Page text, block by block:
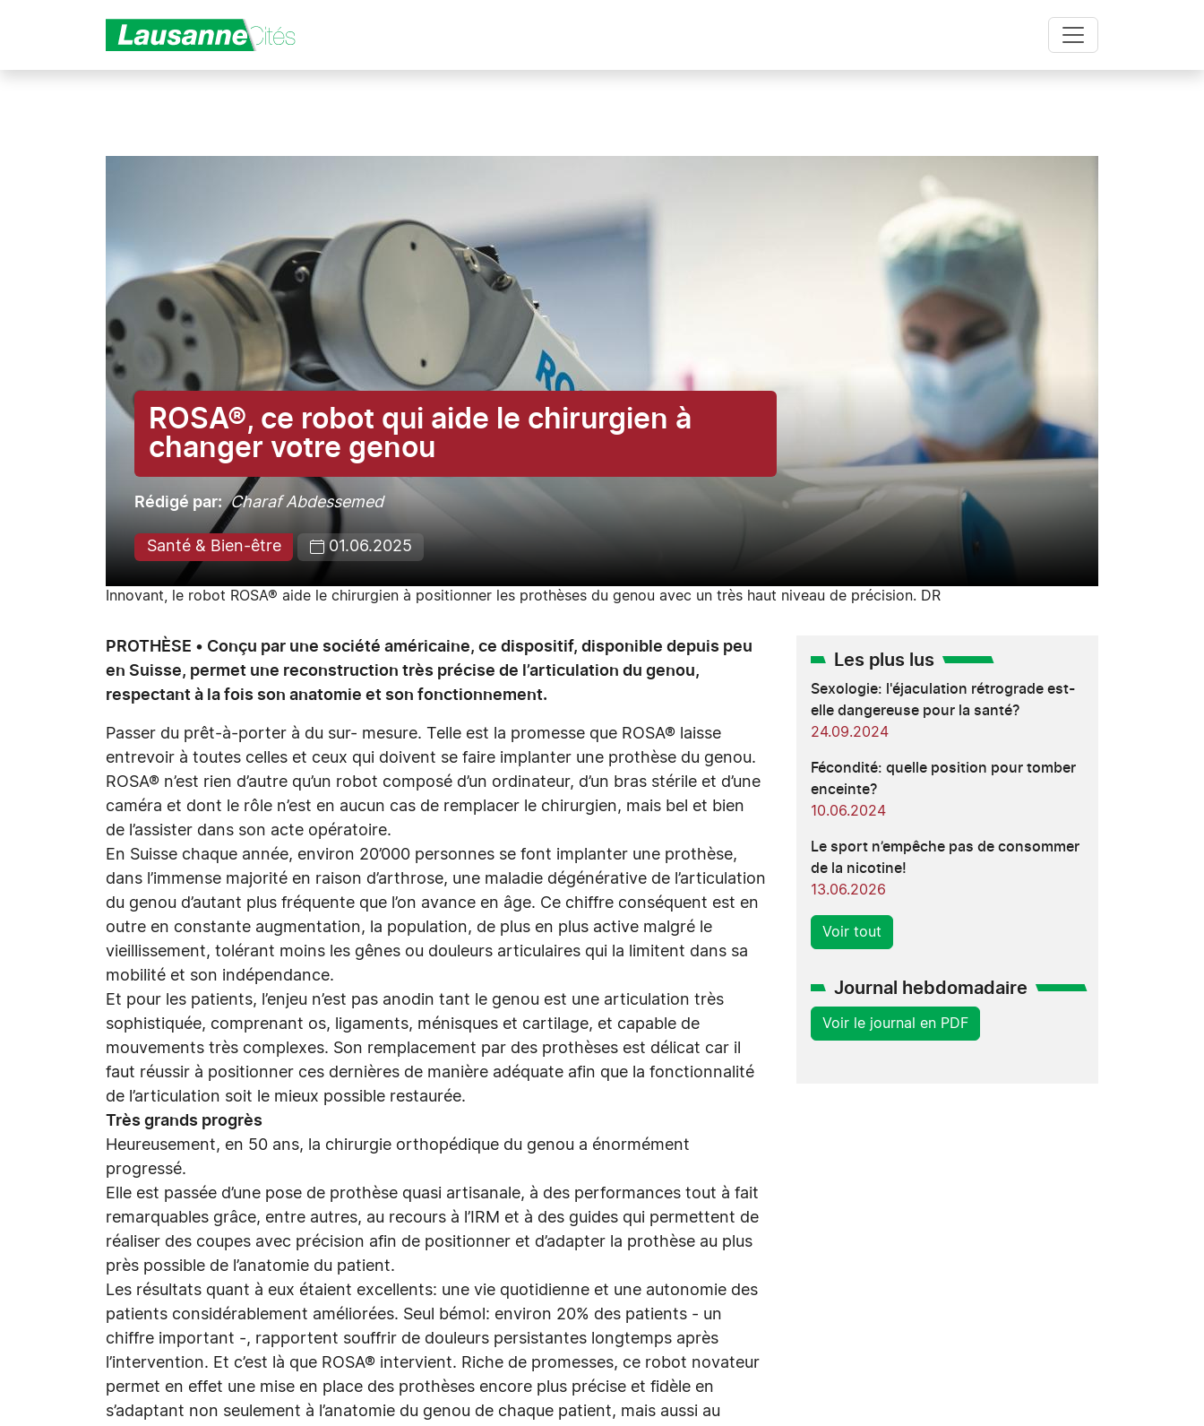
ROSA®, ce robot qui aide le chirurgien à
changer votre genou
Rédigé par Charaf Abdessemed
Santé & Bien-être 01.06.2025
Innovant, le robot ROSA® aide le chirurgien à positionner les prothèses du genou avec un très haut niveau de précision. DR
PROTHÈSE • Conçu par une société américaine, ce dispositif, disponible depuis peu
en Suisse, permet une reconstruction très précise de l’articulation du genou,
respectant à la fois son anatomie et son fonctionnement.
Passer du prêt-à-porter à du sur- mesure. Telle est la promesse que ROSA® laisse
entrevoir à toutes celles et ceux qui doivent se faire implanter une prothèse du genou.
ROSA® n’est rien d’autre qu’un robot composé d’un ordinateur, d’un bras stérile et d’une
caméra et dont le rôle n’est en aucun cas de remplacer le chirurgien, mais bel et bien
de l’assister dans son acte opératoire.
En Suisse chaque année, environ 20’000 personnes se font implanter une prothèse,
dans l’immense majorité en raison d’arthrose, une maladie dégénérative de l’articulation
du genou d’autant plus fréquente que l’on avance en âge. Ce chiffre conséquent est en
outre en constante augmentation, la population, de plus en plus active malgré le
vieillissement, tolérant moins les gênes ou douleurs articulaires qui la limitent dans sa
mobilité et son indépendance.
Et pour les patients, l’enjeu n’est pas anodin tant le genou est une articulation très
sophistiquée, comprenant os, ligaments, ménisques et cartilage, et capable de
mouvements très complexes. Son remplacement par des prothèses est délicat car il
faut réussir à positionner ces dernières de manière adéquate afin que la fonctionnalité
de l’articulation soit le mieux possible restaurée.
Très grands progrès
Heureusement, en 50 ans, la chirurgie orthopédique du genou a énormément
progressé.
Elle est passée d’une pose de prothèse quasi artisanale, à des performances tout à fait
remarquables grâce, entre autres, au recours à l’IRM et à des guides qui permettent de
réaliser des coupes avec précision afin de positionner et d’adapter la prothèse au plus
près possible de l’anatomie du patient.
Les résultats quant à eux étaient excellents: une vie quotidienne et une autonomie des
patients considérablement améliorées. Seul bémol: environ 20% des patients - un
chiffre important -, rapportent souffrir de douleurs persistantes longtemps après
l’intervention. Et c’est là que ROSA® intervient. Riche de promesses, ce robot novateur
permet en effet une mise en place des prothèses encore plus précise et fidèle en
s’adaptant non seulement à l’anatomie du genou de chaque patient, mais aussi au
Les plus lus
Sexologie: l'éjaculation rétrograde est-
elle dangereuse pour la santé?
24.09.2024
Fécondité: quelle position pour tomber
enceinte?
10.06.2024
Le sport n’empêche pas de consommer
de la nicotine!
13.06.2026
Voir tout
Journal hebdomadaire
Voir le journal en PDF